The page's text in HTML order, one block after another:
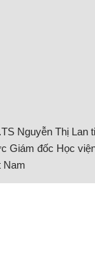
Nguyễn Thị Lan
Giám đốc Học
Nam